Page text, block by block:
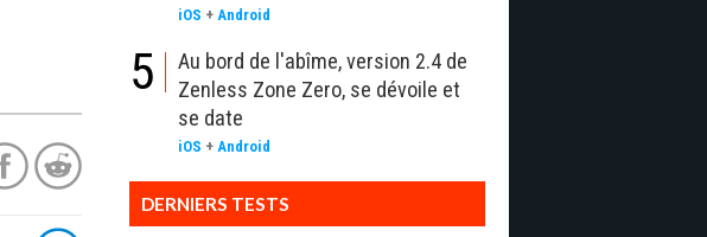
iOS + Android
5
Au bord de l'abîme, version 2.4 de
Zenless Zone Zero, se dévoile et
se date
iOS + Android
DERNIERS TESTS